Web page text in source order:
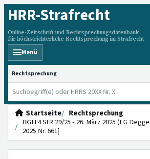
HRR-Strafrecht
Online-Zeitschrift und Rechtsprechungsdatenbank
für höchstrichterliche Rechtsprechung im Strafrecht
Menü
HRRS durchsuchen
Startseite
Rechtsprechung
BGH 4 StR 29/25 - 26. März 2025 (LG
2025 Nr. 661]